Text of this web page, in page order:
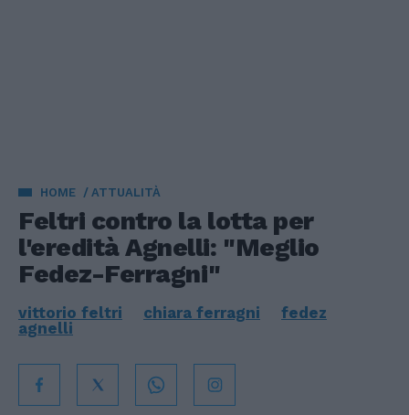
HOME ATTUALITÀ
Feltri contro la lotta per
l'eredità Agnelli: "Meglio
Fedez-Ferragni"
vittorio feltri chiara ferragni
fedez
agnelli